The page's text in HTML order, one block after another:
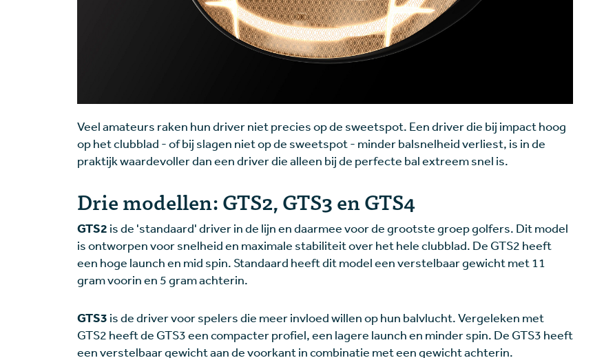
Veel amateurs raken hun driver niet precies op de sweetspot. Een driver die bij impact hoog
op het clubblad - of bij slagen niet op de sweetspot - minder balsnelheid verliest, is in de
praktijk waardevoller dan een driver die alleen bij de perfecte bal extreem snel is.
Drie modellen: GTS2, GTS3 en GTS4
GTS2 is de 'standaard' driver in de lijn en daarmee voor de grootste groep golfers. Dit model
is ontworpen voor snelheid en maximale stabiliteit over het hele clubblad. De GTS2 heeft
een hoge launch en mid spin. Standaard heeft dit model een verstelbaar gewicht met 11
gram voorin en 5 gram achterin.
GTS3 is de driver voor spelers die meer invloed willen op hun balvlucht. Vergeleken met
GTS2 heeft de GTS3 een compacter profiel, een lagere launch en minder spin. De GTS3 heeft
een verstelbaar gewicht aan de voorkant in combinatie met een gewicht achterin.